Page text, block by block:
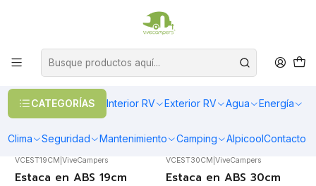
CATEGORÍAS Interior RV Exterior RV Agua Energía
Clima Seguridad Mantenimiento Camping AlpicoolContacto
OFERTAS EN CALEFACCIÓN DIESEL
Toldos Laterales
FILTROS
VCEST19CM ViveCampers
Estaca en ABS 19cm
VCEST30CM ViveCampers
Estaca en ABS 30cm